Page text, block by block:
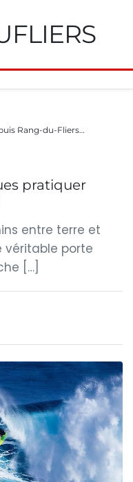
Rang-du-Fliers…
pratiquer
entre terre et
véritable porte
[…]